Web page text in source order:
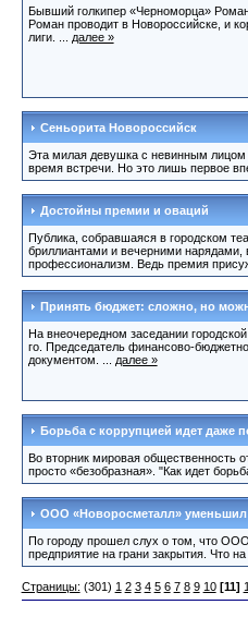
Бывший голкипер «Черноморца»
Роман проводит в Новороссийске, и
лиги. ...
далее »
Сеньорита Новороссийск
Эта милая девушка с невинным лицом
время встречи. Но это лишь первое
Достойны премии и оваций
Публика, собравшаяся в городском
бриллиантами и вечерними нарядами,
профессионализм. Ведь премия
Принять бюджет: сложно, но
На внеочередном заседании
го. Председатель финансово-
документом. ...
далее »
Борьба с коррупцией идет даже
Во вторник мировая общественность
просто «безобразная». "Как идет
ООО «Новоросметалл» уменьшил
По городу прошел слух о том, что ООО
предприятие на грани закрытия. Что
Страницы: (301) 1 2 3 4 5 6 7 8 9 10 [11]